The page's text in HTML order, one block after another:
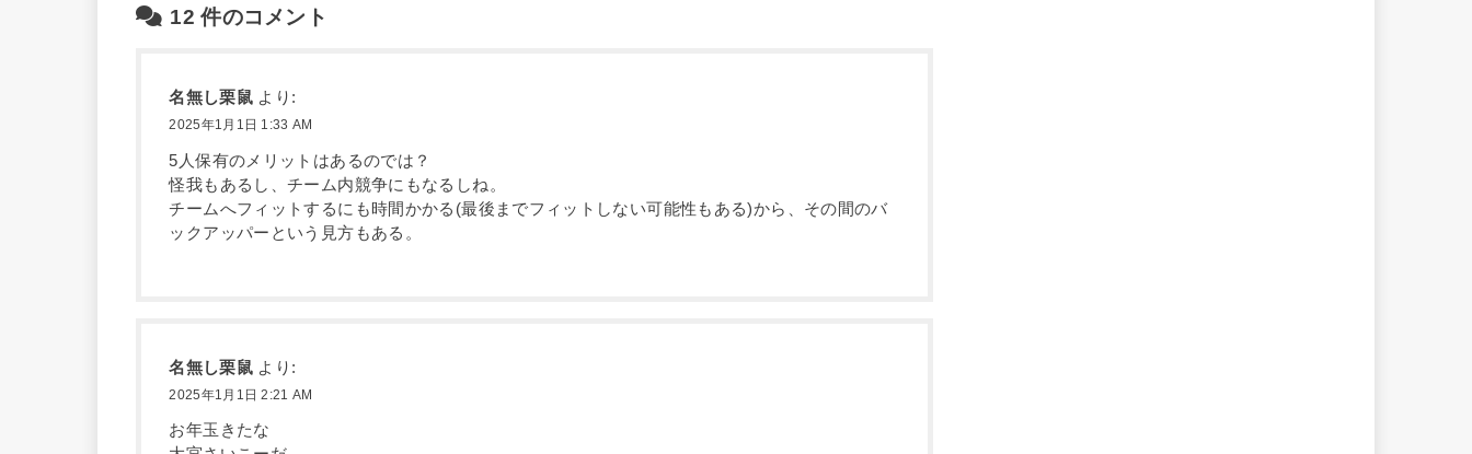
12 件のコメント
名無し栗鼠 より:
2025年1月1日 1:33 AM
5人保有のメリットはあるのでは？
怪我もあるし、チーム内競争にもなるしね。
チームへフィットするにも時間かかる(最後までフィットしない可能性もある)から、その間のバ
ックアッパーという見方もある。
名無し栗鼠 より:
2025年1月1日 2:21 AM
お年玉きたな